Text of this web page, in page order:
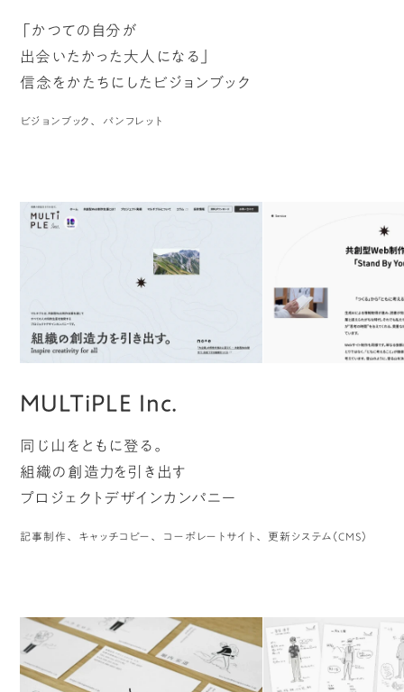
「かつての自分が
出会いたかった大人になる」
信念をかたちにしたビジョンブック
ビジョンブック パンフレット
MULTiPLE Inc.
同じ山をともに登る。
組織の創造力を引き出す
プロジェクトデザインカンパニー
記事制作 キャッチコピー コーポレートサイト 更新システム（CMS）